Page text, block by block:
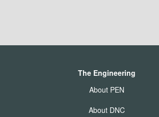
The Engineering
About PEN
About DNC